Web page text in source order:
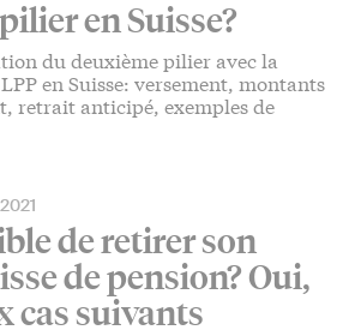
en Suisse?
du deuxième pilier avec la
en Suisse: versement, montants
retrait anticipé, exemples de
de retirer son
de pension? Oui,
cas suivants